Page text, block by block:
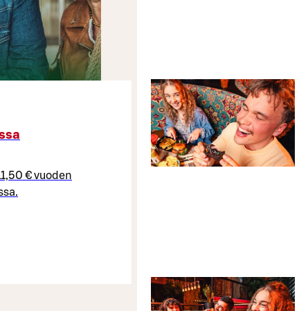
€ vuoden